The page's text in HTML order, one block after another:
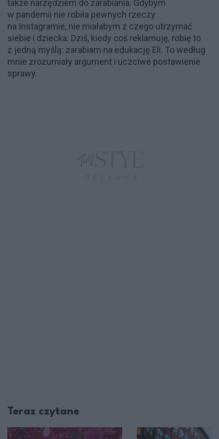
także narzędziem do zarabiania. Gdybym
w pandemii nie robiła pewnych rzeczy
na Instagramie, nie miałabym z czego utrzymać
siebie i dziecka. Dziś, kiedy coś reklamuję, robię to
z jedną myślą: zarabiam na edukację Eli. To według
mnie zrozumiały argument i uczciwe postawienie
sprawy.
Teraz czytane